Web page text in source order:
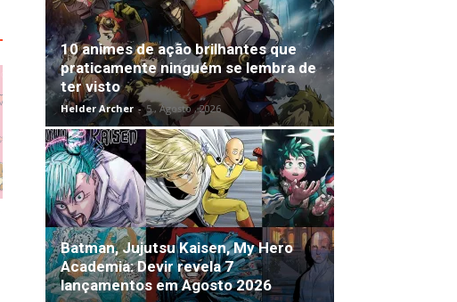
10 animes de ação brilhantes que
praticamente ninguém se lembra de
ter visto
Helder Archer - 5 , Agosto , 2026
Batman, Jujutsu Kaisen, My Hero
Academia: Devir revela 7
lançamentos em Agosto 2026